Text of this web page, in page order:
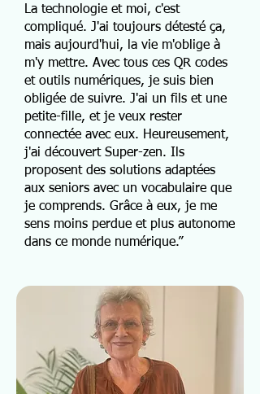
La technologie et moi, c'est
compliqué. J'ai toujours détesté ça,
mais aujourd'hui, la vie m'oblige à
m'y mettre. Avec tous ces QR codes
et outils numériques, je suis bien
obligée de suivre. J'ai un fils et une
petite-fille, et je veux rester
connectée avec eux. Heureusement,
j'ai découvert Super-zen. Ils
proposent des solutions adaptées
aux seniors avec un vocabulaire que
je comprends. Grâce à eux, je me
sens moins perdue et plus autonome
dans ce monde numérique.”